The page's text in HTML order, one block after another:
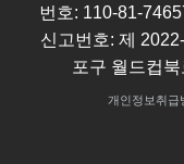
번호: 110-81-
신고번호: 제
포구 월드컵
개인정보취급